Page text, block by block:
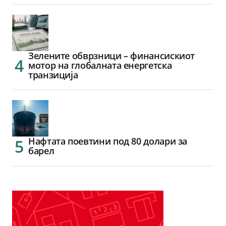
Зелените обврзници – финансискиот
мотор на глобалната енергетска
транзиција
Нафтата поевтини под 80 долари за
барел